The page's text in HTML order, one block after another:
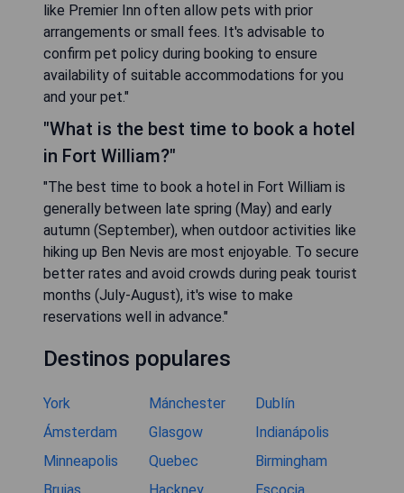
like Premier Inn often allow pets with prior
arrangements or small fees. It's advisable to
confirm pet policy during booking to ensure
availability of suitable accommodations for you
and your pet."
"What is the best time to book a hotel
in Fort William?"
"The best time to book a hotel in Fort William is
generally between late spring (May) and early
autumn (September), when outdoor activities like
hiking up Ben Nevis are most enjoyable. To secure
better rates and avoid crowds during peak tourist
months (July-August), it's wise to make
reservations well in advance."
Destinos populares
York Mánchester
Dublín
Ámsterdam
Glasgow
Indianápolis
Minneapolis
Quebec
Birmingham